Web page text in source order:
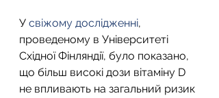
У свіжому дослідженні,
проведеному в Університеті
Східної Фінляндії, було показано,
що більш високі дози вітаміну D
не впливають на загальний ризик